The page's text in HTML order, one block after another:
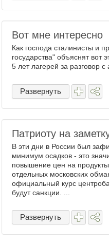
Вот мне интересно
Как господа сталинисты и
государства" объяснят вот
5 лет лагерей за разговор с
Развернуть
Патриоту на
В эти дни в России был
минимум осадков - это
повышение цен на
отдельных московских
официальный курс
будут санкции. ...
Развернуть